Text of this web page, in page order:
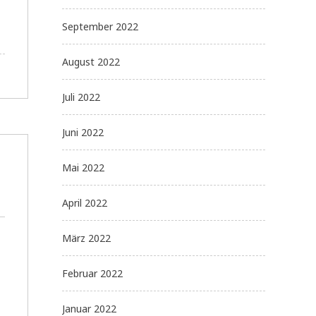
September 2022
August 2022
Juli 2022
Juni 2022
Mai 2022
April 2022
März 2022
Februar 2022
Januar 2022